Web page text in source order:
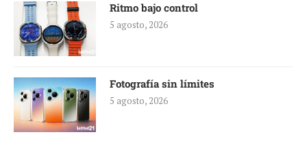
Ritmo bajo control
5 agosto, 2026
Fotografía sin límites
5 agosto, 2026